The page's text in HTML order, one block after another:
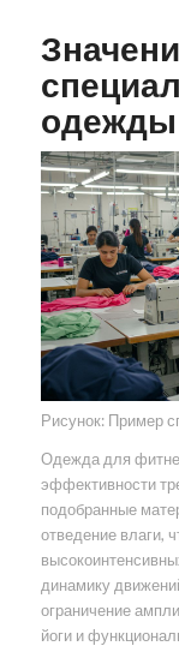
одежды
Рисунок: Пример
Одежда для
эффективности
подобранные
отведение влаги,
динамику
ограничение
йоги и